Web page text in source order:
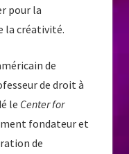
pour la
la créativité.
de
de droit à
le Center for
fondateur et
de